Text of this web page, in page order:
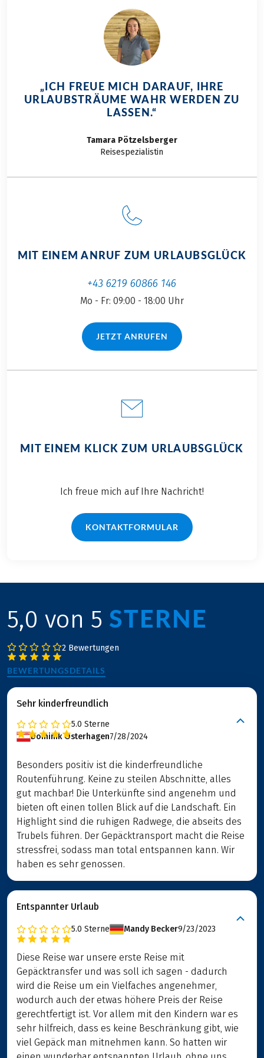
Steigen Sie auf – wir
nehmen Sie mit auf
eine Reise zwischen
Salzburger Nockerl.
Wir von Eurobike
schönsten Touren in
Salzburg.
„ICH FREUE MICH DARAUF, IHRE
URLAUBSTRÄUME WAHR WERDEN ZU
LASSEN.“
Tamara Pötzelsberger
Reisespezialistin
MIT EINEM ANRUF ZUM URLAUBSGLÜCK
+43 6219 60866 146
Mo - Fr: 09:00 - 18:00 Uhr
JETZT ANRUFEN(LINK ÖFFNET IN NEUEM TAB)
MIT EINEM KLICK ZUM URLAUBSGLÜCK
Ich freue mich auf Ihre Nachricht!
KONTAKTFORMULAR
5,0 von 5 STERNE
2 Bewertungen
BEWERTUNGSDETAILS
Sehr kinderfreundlich
5.0 Sterne
Dominik Osterhagen7/28/2024
Besonders positiv ist die kinderfreundliche
Routenführung. Keine zu steilen Abschnitte, alles
gut machbar! Die Unterkünfte sind angenehm und
bieten oft einen tollen Blick auf die Landschaft. Ein
Highlight sind die ruhigen Radwege, die abseits des
Trubels führen. Der Gepäcktransport macht die Reise
stressfrei, sodass man total entspannen kann. Wir
haben es sehr genossen.
Entspannter Urlaub
5.0 Sterne Mandy Becker9/23/2023
Diese Reise war unsere erste Reise mit
Gepäcktransfer und was soll ich sagen - dadurch
wird die Reise um ein Vielfaches angenehmer,
wodurch auch der etwas höhere Preis der Reise
gerechtfertigt ist. Vor allem mit den Kindern war es
sehr hilfreich, dass es keine Beschränkung gibt, wie
viel Gepäck man mitnehmen kann. So hatten wir